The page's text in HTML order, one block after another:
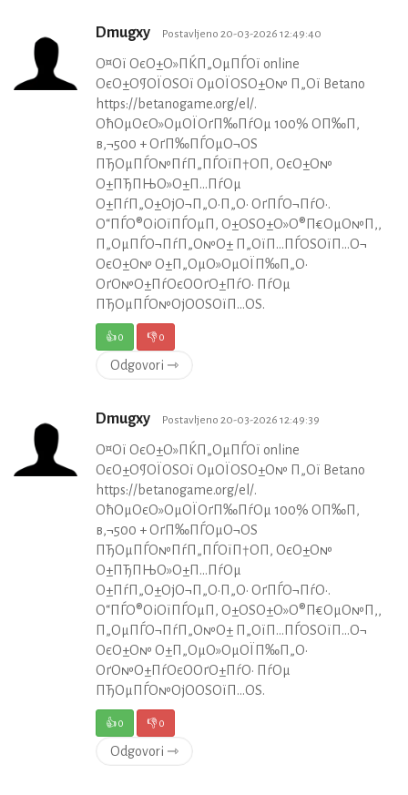
Dmugxy Postavljeno 20-03-2026 12:49:40
О¤Ої ОєО±О»ПЌП„ОµПЃОї online
ОєО±О¶ОЇОЅОї ОµОЇОЅО±О№ П„Ої Betano
https://betanogame.org/el/.
ОћОµОєО»ОµОЇОґП‰ПѓОµ 100% О­П‰П‚
в‚¬500 + ОґП‰ПЃОµО¬ОЅ
ПЂОµПЃО№ПѓП„ПЃОїП†О­П‚ ОєО±О№
О±ПЂПЊО»О±П…ПѓОµ
О±ПѓП„О±ОјО¬П„О·П„О· ОґПЃО¬ПѓО·.
О“ПЃО®ОіОїПЃОµП‚ О±ОЅО±О»О®П€ОµО№П‚,
П„ОµПЃО¬ПѓП„О№О± П„ОїП…ПЃОЅОїП…О¬
ОєО±О№ О±П„ОµО»ОµОЇП‰П„О·
ОґО№О±ПѓОєО­ОґО±ПѓО· ПѓОµ
ПЂОµПЃО№ОјО­ОЅОїП…ОЅ.
👍0 👎0
Odgovori ⇾
Dmugxy Postavljeno 20-03-2026 12:49:39
О¤Ої ОєО±О»ПЌП„ОµПЃОї online
ОєО±О¶ОЇОЅОї ОµОЇОЅО±О№ П„Ої Betano
https://betanogame.org/el/.
ОћОµОєО»ОµОЇОґП‰ПѓОµ 100% О­П‰П‚
в‚¬500 + ОґП‰ПЃОµО¬ОЅ
ПЂОµПЃО№ПѓП„ПЃОїП†О­П‚ ОєО±О№
О±ПЂПЊО»О±П…ПѓОµ
О±ПѓП„О±ОјО¬П„О·П„О· ОґПЃО¬ПѓО·.
О“ПЃО®ОіОїПЃОµП‚ О±ОЅО±О»О®П€ОµО№П‚,
П„ОµПЃО¬ПѓП„О№О± П„ОїП…ПЃОЅОїП…О¬
ОєО±О№ О±П„ОµО»ОµОЇП‰П„О·
ОґО№О±ПѓОєО­ОґО±ПѓО· ПѓОµ
ПЂОµПЃО№ОјО­ОЅОїП…ОЅ.
👍0 👎0
Odgovori ⇾